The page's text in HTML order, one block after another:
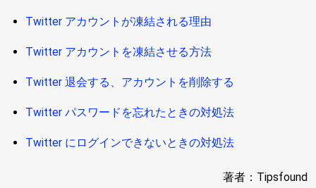
Twitter アカウントが凍結される理由
Twitter アカウントを凍結させる方法
Twitter 退会する、アカウントを削除する
Twitter パスワードを忘れたときの対処法
Twitter にログインできないときの対処法
著者：Tipsfound